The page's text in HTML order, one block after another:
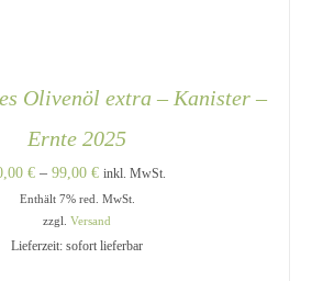
Olivenöl extra – Kanister –
Ernte 2025
€ – 99,00 €Preisspanne:
60,00 €
bis
inkl. MwSt.
Enthält 7% red. MwSt.
zzgl. Versand
Lieferzeit: sofort lieferbar